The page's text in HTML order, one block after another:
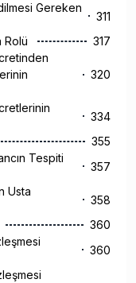
Gereken
311
Rolü
317
320
334
355
Tespiti
357
Usta
358
360
360